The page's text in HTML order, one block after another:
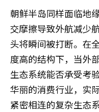
朝鲜半岛同样面临地
交摩擦导致外航减少
头将瞬间被打断。在
度高的结构下，当外
生态系统能否承受考
华丽的消费行业，实
紧密相连的复杂生态